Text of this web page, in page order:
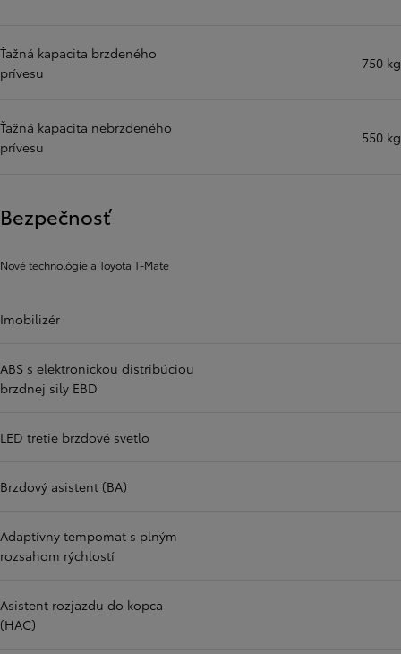
Ťažná kapacita brzdeného
prívesu
750 kg
Ťažná kapacita nebrzdeného
prívesu
550 kg
Bezpečnosť
Nové technológie a Toyota T-Mate
Imobilizér
ABS s elektronickou distribúciou
brzdnej sily EBD
LED tretie brzdové svetlo
Brzdový asistent (BA)
Adaptívny tempomat s plným
rozsahom rýchlostí
Asistent rozjazdu do kopca
(HAC)